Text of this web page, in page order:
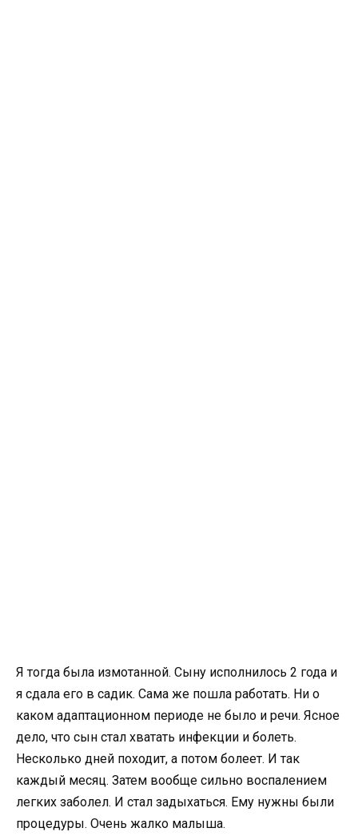
Я тогда была измотанной. Сыну исполнилось 2 года и
я сдала его в садик. Сама же пошла работать. Ни о
каком адаптационном периоде не было и речи. Ясное
дело, что сын стал хватать инфекции и болеть.
Несколько дней походит, а потом болеет. И так
каждый месяц. Затем вообще сильно воспалением
легких заболел. И стал задыхаться. Ему нужны были
процедуры. Очень жалко малыша.